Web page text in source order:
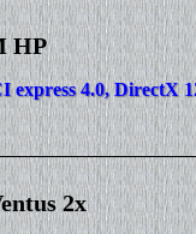
HP
express 4.0, DirectX
2x